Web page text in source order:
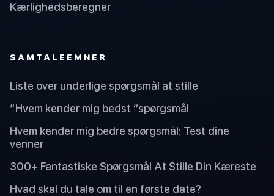
Kærlighedsberegner
SAMTALEEMNER
Liste over underlige spørgsmål at stille
“Hvem kender mig bedst ”spørgsmål
Hvem kender mig bedre spørgsmål: Test dine
venner
300+ Fantastiske Spørgsmål At Stille Din Kæreste
Hvad skal du tale om til en første date?